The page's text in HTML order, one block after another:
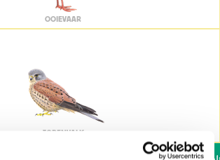
OOIEVAAR
TORENVALK